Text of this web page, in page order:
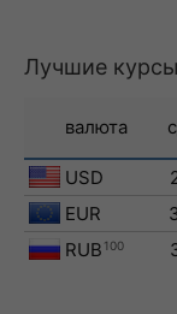
Лучшие
валюта
USD
EUR
RUB 100